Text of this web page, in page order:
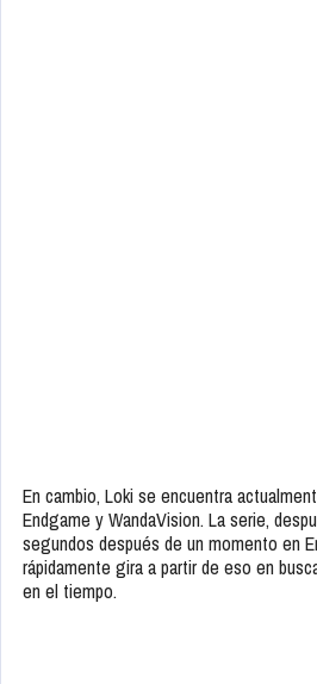
En cambio, Loki se encuentra
Endgame y WandaVision. La serie,
segundos después de un momento en
rápidamente gira a partir de eso en
en el tiempo.